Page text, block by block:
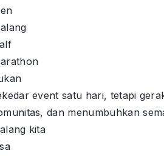
event satu hari, tetapi
dan menumbuhkan
kita